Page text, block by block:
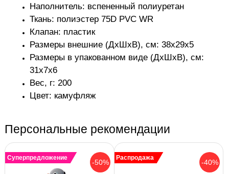
Наполнитель: вспененный полиуретан
Ткань: полиэстер 75D PVC WR
Клапан: пластик
Размеры внешние (ДхШхВ), см: 38х29х5
Размеры в упакованном виде (ДхШхВ), см:
31х7х6
Вес, г: 200
Цвет: камуфляж
Персональные рекомендации
-50%
Суперпредложение
-40%
Распродажа